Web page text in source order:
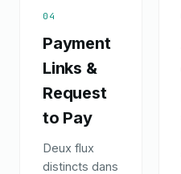
04
Payment
Links &
Request
to Pay
Deux flux
distincts dans